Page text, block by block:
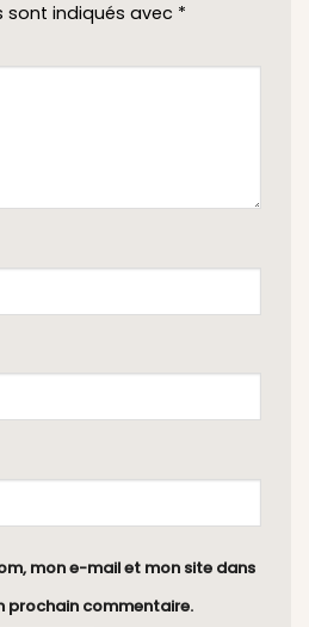
indiqués avec *
mon e-mail et mon site dans
prochain commentaire.